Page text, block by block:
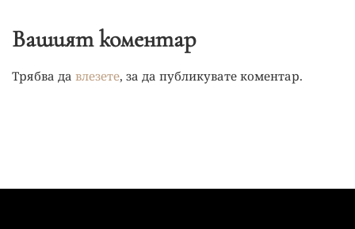
Вашият коментар
Трябва да влезете, за да публикувате коментар.